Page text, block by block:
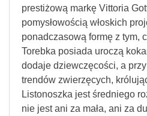
prestiżową markę Vittoria
pomysłowością włoskich
ponadczasową formę z tym,
Torebka posiada uroczą
dodaje dziewczęcości, a
trendów zwierzęcych,
Listonoszka jest średniego
nie jest ani za mała, ani za